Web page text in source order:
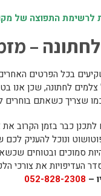
לרשימת התפוצה של
–
בכל הפרטים האחרים
לחתונה, שכן אנו
שצריך כשאתם בוחרים
כבר בזמן הקרוב את
ונוכל להעניק
סמוכים ובטוחים
העדיפויות את צורכי
–
052-828-2308